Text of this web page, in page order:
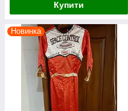
Купити
Новинка